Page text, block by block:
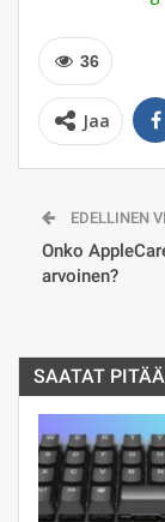
36
Jaa
EDELLINEN
Onko
arvoinen?
SAATAT